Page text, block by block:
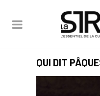
QUI DIT